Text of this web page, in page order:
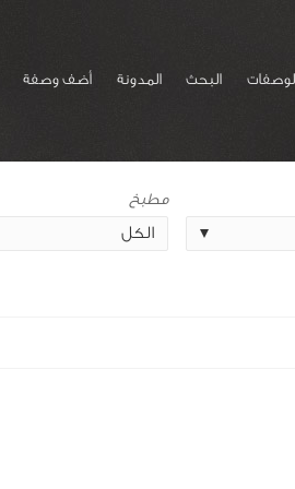
البحث المدونة أضف وصفة
مطبخ